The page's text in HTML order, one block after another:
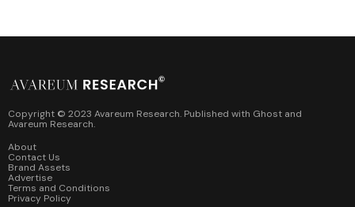
Copyright © 2023 Avareum Research. Published with Ghost and
Avareum Research.
About
Contact Us
Brand Assets
Advertise
Terms and Conditions
Privacy Policy